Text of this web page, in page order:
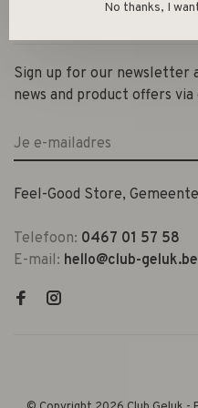
Contact en openingsuren
Sign up for our newsletter
news and product offers via
Feel-Good Store,
Telefoon: 0467 01 57 58
E-mail: hello@club-geluk.be
No thanks, I